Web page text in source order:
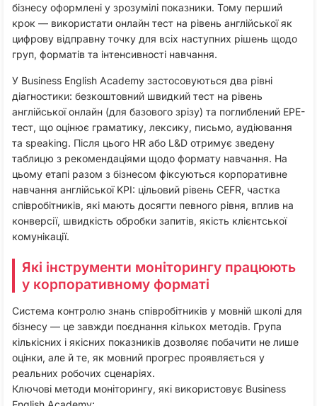
бізнесу оформлені у зрозумілі показники. Тому перший
крок — використати онлайн тест на рівень англійської як
цифрову відправну точку для всіх наступних рішень щодо
груп, форматів та інтенсивності навчання.​
У Business English Academy застосовуються два рівні
діагностики: безкоштовний швидкий тест на рівень
англійської онлайн (для базового зрізу) та поглиблений EPE-
тест, що оцінює граматику, лексику, письмо, аудіювання
та speaking. Після цього HR або L&D отримує зведену
таблицю з рекомендаціями щодо формату навчання. На
цьому етапі разом з бізнесом фіксуються корпоративне
навчання англійської KPI: цільовий рівень CEFR, частка
співробітників, які мають досягти певного рівня, вплив на
конверсії, швидкість обробки запитів, якість клієнтської
комунікації.​
Які інструменти моніторингу працюють
у корпоративному форматі
Система контролю знань співробітників у мовній школі для
бізнесу — це завжди поєднання кількох методів. Група
кількісних і якісних показників дозволяє побачити не лише
оцінки, але й те, як мовний прогрес проявляється у
реальних робочих сценаріях.​
Ключові методи моніторингу, які використовує Business